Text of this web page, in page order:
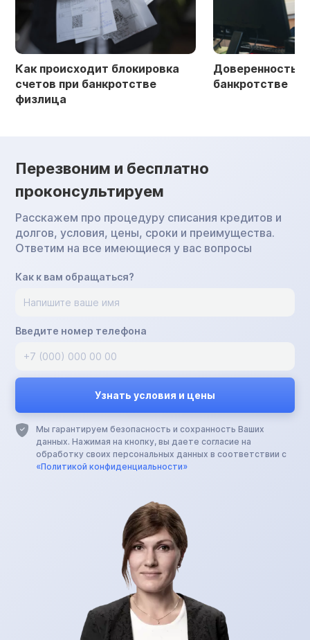
Как происходит блокировка
счетов при банкротстве
физлица
Доверенность
банкротстве
Перезвоним и бесплатно
проконсультируем
Расскажем про процедуру списания кредитов и
долгов, условия, цены, сроки и преимущества.
Ответим на все имеющиеся у вас вопросы
Как к вам обращаться?
Введите номер телефона
Мы гарантируем безопасность и сохранность Ваших
данных. Нажимая на кнопку, вы даете согласие на
обработку своих персональных данных в соответствии с
«Политикой конфиденциальности»